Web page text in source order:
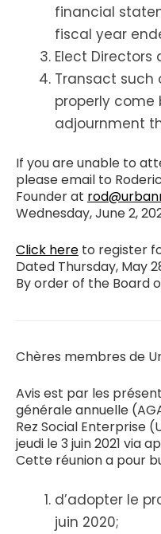
financial
fiscal year
Elect Directors
Transact such
properly come
adjournment
If you are unable to
please email to
Founder at
Wednesday, June 2,
Click here to register
Dated Thursday, May
By order of the Board
Chères membres de
Avis est par les
générale annuelle
Rez Social Enterprise
jeudi le 3 juin 2021 via
Cette réunion a pour
d’adopter le
juin 2020;